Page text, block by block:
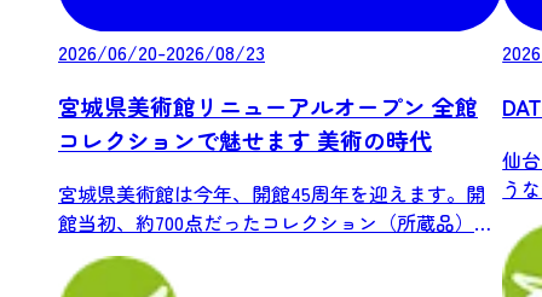
2026/06/20-2026/08/23
宮城県美術館リニューアルオープン 全館
コレクションで魅せます 美術の時代
宮城県美術館は今年、開館45周年を迎えます。開
館当初、約700点だったコレクション（所蔵品）
仙
う
業